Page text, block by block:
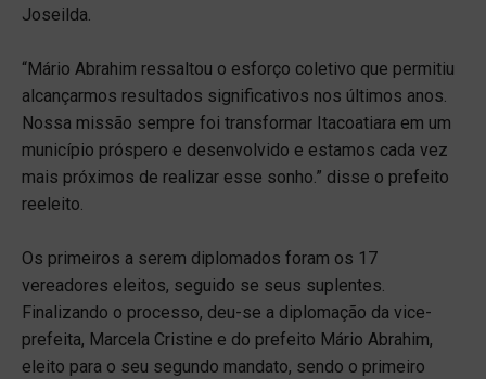
Joseilda.
“Mário Abrahim ressaltou o esforço coletivo que permitiu
alcançarmos resultados significativos nos últimos anos.
Nossa missão sempre foi transformar Itacoatiara em um
município próspero e desenvolvido e estamos cada vez
mais próximos de realizar esse sonho.” disse o prefeito
reeleito.
Os primeiros a serem diplomados foram os 17
vereadores eleitos, seguido se seus suplentes.
Finalizando o processo, deu-se a diplomação da vice-
prefeita, Marcela Cristine e do prefeito Mário Abrahim,
eleito para o seu segundo mandato, sendo o primeiro